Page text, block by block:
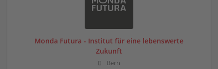
Monda Futura - Institut für eine lebenswerte
Zukunft
Bern